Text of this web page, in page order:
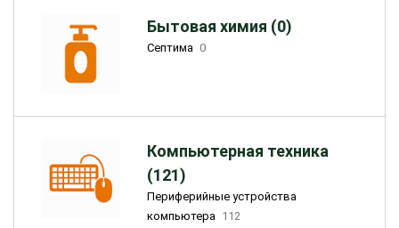
Бытовая химия (0)
Септима 0
Компьютерная техника
(121)
Периферийные устройства
компьютера 112